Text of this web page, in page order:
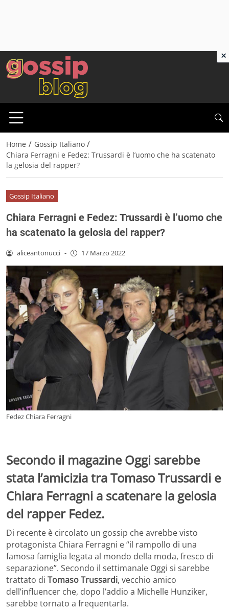
Home / Gossip Italiano /
Chiara Ferragni e Fedez: Trussardi è l’uomo che ha scatenato
la gelosia del rapper?
Gossip Italiano
Chiara Ferragni e Fedez: Trussardi è l’uomo che
ha scatenato la gelosia del rapper?
aliceantonucci - 17 Marzo 2022
Fedez Chiara Ferragni
Secondo il magazine Oggi sarebbe
stata l’amicizia tra Tomaso Trussardi e
Chiara Ferragni a scatenare la gelosia
del rapper Fedez.
Di recente è circolato un gossip che avrebbe visto
protagonista Chiara Ferragni e “il rampollo di una
famosa famiglia legata al mondo della moda, fresco di
separazione”. Secondo il settimanale Oggi si sarebbe
trattato di Tomaso Trussardi, vecchio amico
dell’influencer che, dopo l’addio a Michelle Hunziker,
sarebbe tornato a frequentarla.
×